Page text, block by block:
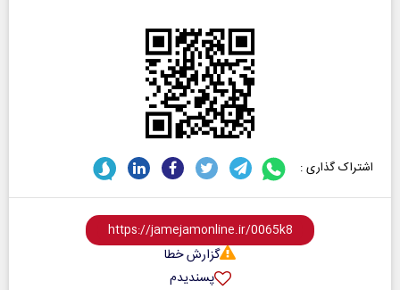
اشتراک گذاری :
گزارش خطا
پسندیدم